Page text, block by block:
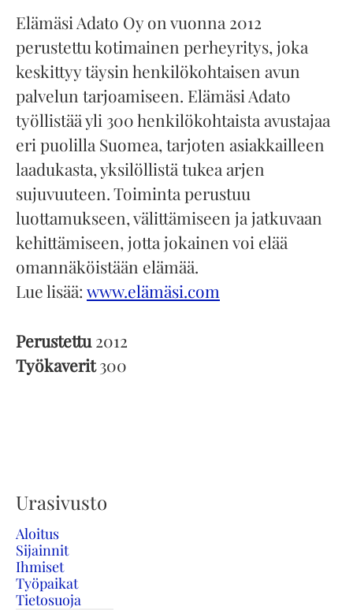
Elämäsi Adato Oy on vuonna 2012
perustettu kotimainen perheyritys, joka
keskittyy täysin henkilökohtaisen avun
palvelun tarjoamiseen. Elämäsi Adato
työllistää yli 300 henkilökohtaista avustajaa
eri puolilla Suomea, tarjoten asiakkailleen
laadukasta, yksilöllistä tukea arjen
sujuvuuteen. Toiminta perustuu
luottamukseen, välittämiseen ja jatkuvaan
kehittämiseen, jotta jokainen voi elää
omannäköistään elämää.
Lue lisää: www.elämäsi.com
Perustettu2012
Työkaverit300
Urasivusto
Aloitus
Sijainnit
Ihmiset
Työpaikat
Tietosuoja